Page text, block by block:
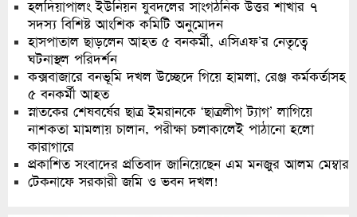
হলদিয়াপালং ইউনিয়ন যুবদলের সাংগঠনিক উত্তর শাখার ৭
সদস্য বিশিষ্ট আংশিক কমিটি অনুমোদন
হাসপাতাল ছাড়লেন আহত ৫ বনকর্মী, এসিএফ’র নেতৃত্বে
ঘটনাস্থল পরিদর্শন
কক্সবাজারে বনভূমি দখল উচ্ছেদে গিয়ে হামলা, রেঞ্জ কর্মকর্তাসহ
৫ বনকর্মী আহত
স্নাতকের শেষবর্ষের ছাত্র ইমরানকে ‘ছাত্রলীগ ট্যাগ’ লাগিয়ে
নাশকতা মামলায় চালান, পরীক্ষা চলাকালেই পাঠানো হলো
কারাগারে
প্রকাশিত সংবাদের প্রতিবাদ জানিয়েছেন এম মনজুর আলম মেম্বার
টেকনাফে সরকারী জমি ও ভবন দখল!